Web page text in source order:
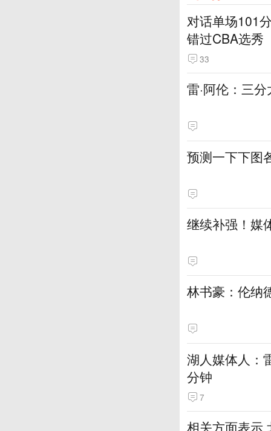
对话单场101
错过CBA选秀
33
雷·阿伦：三
预测一下下图
继续补强！媒
林书豪：伦纳
湖人媒体人：
分钟
7
相关方面表示